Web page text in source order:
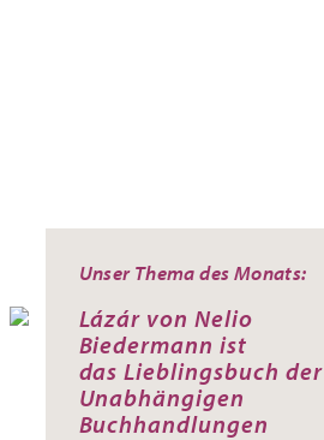
Unser Thema des Monats:
Lázár von Nelio
Biedermann ist
dasLieblingsbuch der
Unabhängigen
Buchhandlungen